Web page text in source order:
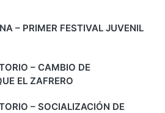
– PRIMER FESTIVAL JUVENIL
– CAMBIO DE
EL ZAFRERO
– SOCIALIZACIÓN DE